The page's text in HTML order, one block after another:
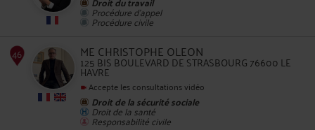
Procédure d'appel
Procédure civile
ME CHRISTOPHE OLEON
125 BIS BOULEVARD DE STRASBOURG 76600 LE
HAVRE
Accepte les consultations vidéo
Droit de la sécurité sociale
Droit de la santé
Responsabilité civile